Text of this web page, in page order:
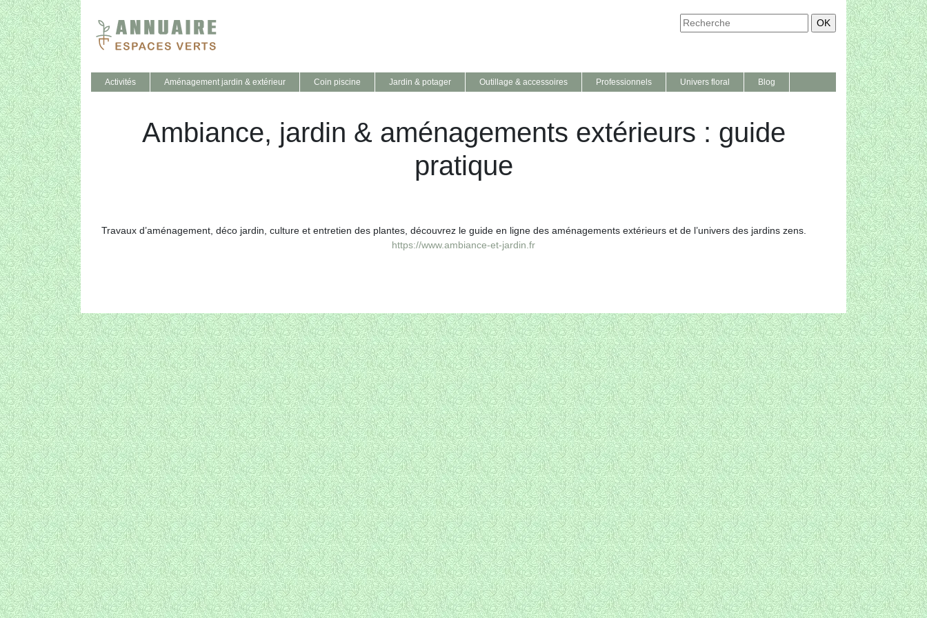
Activités Aménagement jardin & extérieur Coin piscine Jardin & potager Outillage & accessoires Professionnels Univers floral Blog
Ambiance, jardin & aménagements extérieurs : guide
pratique
Travaux d’aménagement, déco jardin, culture et entretien des plantes, découvrez le guide en ligne des aménagements extérieurs et de l’univers des jardins zens.
https://www.ambiance-et-jardin.fr